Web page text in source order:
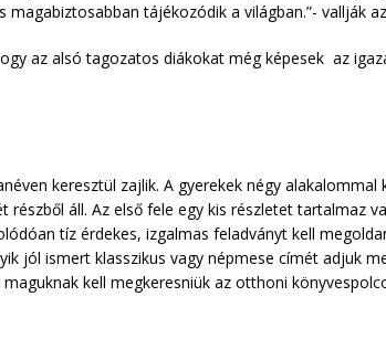
tájékozódik a világban.”- vallják
az alsó tagozatos diákokat még képesek az
keresztül zajlik. A gyerekek négy alakalommal
részből áll. Az első fele egy kis részletet tartalmaz
tíz érdekes, izgalmas feladványt kell
jól ismert klasszikus vagy népmese címét adjuk
kell megkeresniük az otthoni